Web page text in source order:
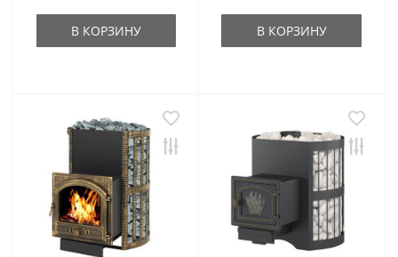
В КОРЗИНУ В КОРЗИНУ